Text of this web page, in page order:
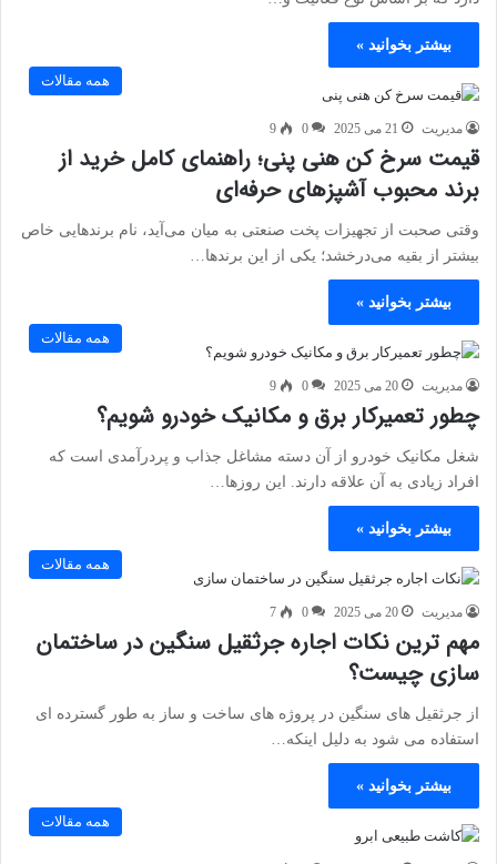
بیشتر بخوانید »
همه مقالات
مدیریت 21 می 2025 0
9
قیمت سرخ کن هنی پنی؛ راهنمای کامل خرید از
برند محبوب آشپزهای حرفه‌ای
وقتی صحبت از تجهیزات پخت صنعتی به میان می‌آید، نام برندهایی خاص
بیشتر از بقیه می‌درخشد؛ یکی از این برندها…
بیشتر بخوانید »
همه مقالات
مدیریت 20 می 2025 0
9
چطور تعمیرکار برق و مکانیک خودرو شویم؟
شغل مکانیک خودرو از آن دسته مشاغل جذاب و پردرآمدی است که
افراد زیادی به آن علاقه دارند. این روزها…
بیشتر بخوانید »
همه مقالات
مدیریت 20 می 2025 0
7
مهم ترین نکات اجاره جرثقیل سنگین در ساختمان
سازی چیست؟
از جرثقیل های سنگین در پروژه های ساخت و ساز به طور گسترده ای
استفاده می شود به دلیل اینکه…
بیشتر بخوانید »
همه مقالات